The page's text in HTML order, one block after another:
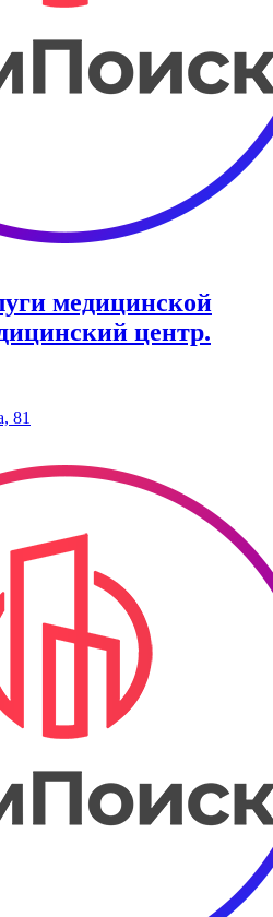
медицинской
центр.
81